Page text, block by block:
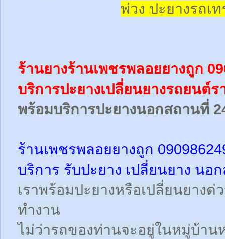
พ่วง ปะยางรถเ
ร้านยางร้านเพชรพลอยยางถูก
บริการปะยางเปลี่ยนยางรถยนต์
พร้อมบริการปะยางนอกสถานที่
ร้านเพชรพลอยยางถูก
บริการ รับปะยาง เปลี่ยนยาง น
เราพร้อมปะยางหรือเปลี่ยนยาง
ทำงาน
ไม่ว่ารถของท่านจะอยู่ในหมู่บ้า